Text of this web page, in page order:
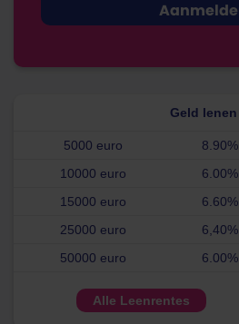
Geld lenen
5000 euro 8.90%
10000 euro
6.00%
15000 euro
6.60%
25000 euro
6,40%
50000 euro
6.00%
Alle Leenrentes